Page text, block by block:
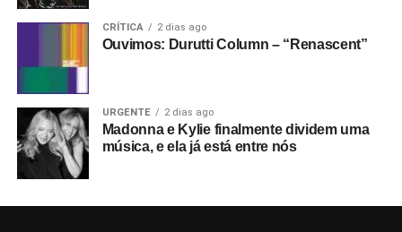
CRÍTICA 2 dias ago
Ouvimos: Durutti Column – “Renascent”
URGENTE 2 dias ago
Madonna e Kylie finalmente dividem uma
música, e ela já está entre nós